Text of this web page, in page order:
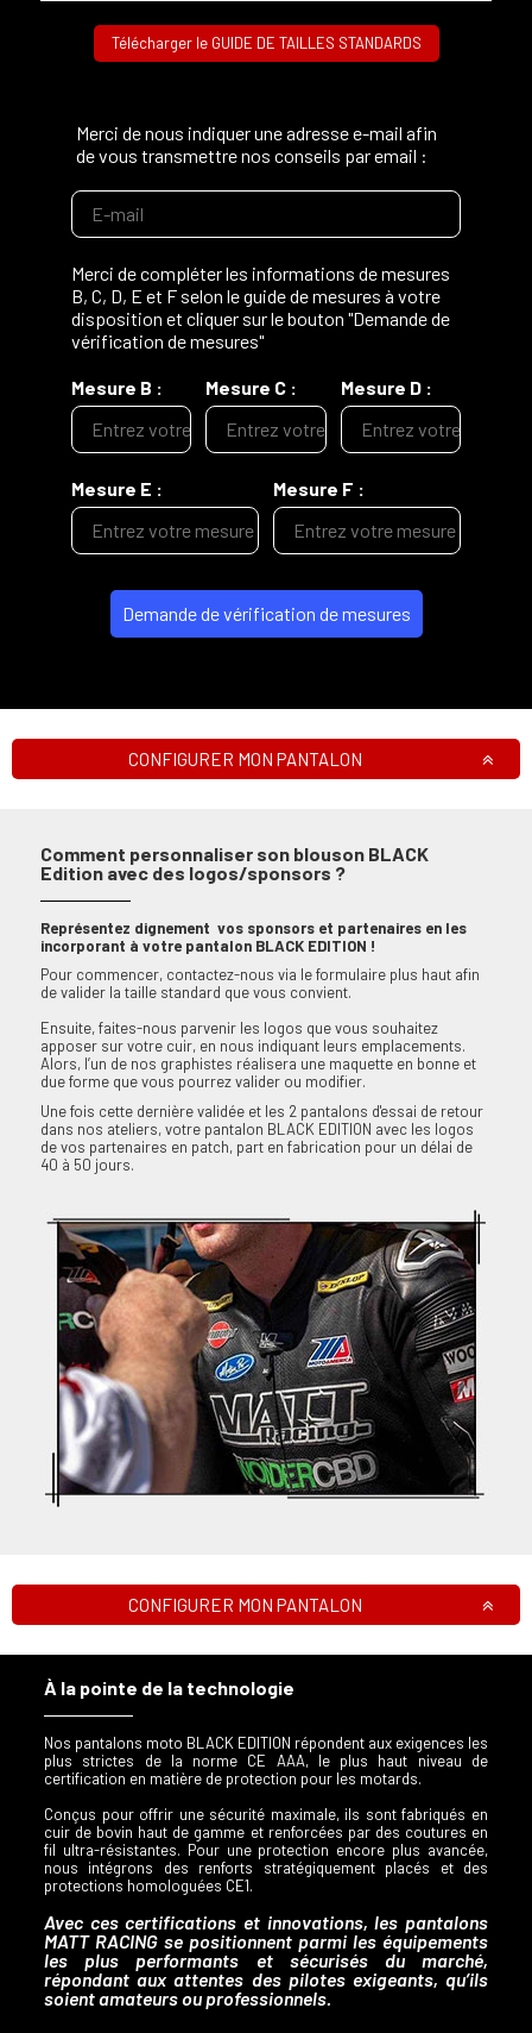
Télécharger le GUIDE DE TAILLES STANDARDS
Merci de nous indiquer une adresse e-mail afin
de vous transmettre nos conseils par email :
Merci de compléter les informations de mesures
B, C, D, E et F selon le guide de mesures à votre
disposition et cliquer sur le bouton "Demande de
vérification de mesures"
Mesure B : Mesure C : Mesure D :
Mesure E : Mesure F :
Demande de vérification de mesures
CONFIGURER MON PANTALON
Comment personnaliser son blouson BLACK
Edition avec des logos/sponsors ?
Représentez dignement vos sponsors et partenaires en les
incorporant à votre pantalon BLACK EDITION !
Pour commencer, contactez-nous via le formulaire plus haut afin
de valider la taille standard que vous convient.
Ensuite, faites-nous parvenir les logos que vous souhaitez
apposer sur votre cuir, en nous indiquant leurs emplacements.
Alors, l’un de nos graphistes réalisera une maquette en bonne et
due forme que vous pourrez valider ou modifier.
Une fois cette dernière validée et les 2 pantalons d'essai de retour
dans nos ateliers, votre pantalon BLACK EDITION avec les logos
de vos partenaires en patch, part en fabrication pour un délai de
40 à 50 jours.
CONFIGURER MON PANTALON
À la pointe de la technologie
Nos pantalons moto BLACK EDITION répondent aux exigences les
plus strictes de la norme CE AAA, le plus haut niveau de
certification en matière de protection pour les motards.
Conçus pour offrir une sécurité maximale, ils sont fabriqués en
cuir de bovin haut de gamme et renforcées par des coutures en
fil ultra-résistantes. Pour une protection encore plus avancée,
nous intégrons des renforts stratégiquement placés et des
protections homologuées CE1.
Avec ces certifications et innovations, les pantalons
MATT RACING se positionnent parmi les équipements
les plus performants et sécurisés du marché,
répondant aux attentes des pilotes exigeants, qu’ils
soient amateurs ou professionnels.
Découvre ton cadeau de bienvenue :
Tu es plutôt...
Route
Piste Route & Piste